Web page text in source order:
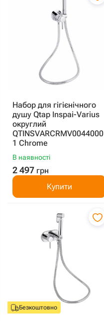
Набор для гігієнічного
душу Qtap Inspai-Varius
округлий
QTINSVARCRMV0044000
1 Chrome
В наявності
2 497 грн
Купити
Безкоштовно